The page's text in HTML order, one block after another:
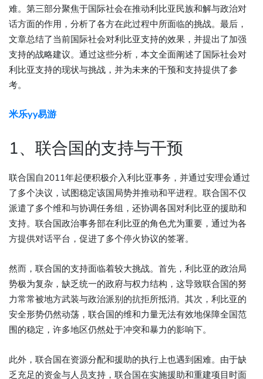
难。第三部分聚焦于国际社会在推动利比亚民族和解与政治对
话方面的作用，分析了各方在此过程中所面临的挑战。最后，
文章总结了当前国际社会对利比亚支持的效果，并提出了加强
支持的战略建议。通过这些分析，本文全面阐述了国际社会对
利比亚支持的现状与挑战，并为未来的干预和支持提供了参
考。
米乐yy易游
1、联合国的支持与干预
联合国自2011年起便积极介入利比亚事务，并通过安理会通过
了多个决议，试图稳定该国局势并推动和平进程。联合国不仅
派遣了多个维和与协调任务组，还协调各国对利比亚的援助和
支持。联合国政治事务部在利比亚的角色尤为重要，通过为各
方提供对话平台，促进了多个停火协议的签署。
然而，联合国的支持面临着较大挑战。首先，利比亚的政治局
势极为复杂，缺乏统一的政府与权力结构，这导致联合国的努
力常常被地方武装与政治派别的抗拒所抵消。其次，利比亚的
安全形势仍然动荡，联合国的维和力量无法有效地保障全国范
围的稳定，许多地区仍然处于冲突和暴力的影响下。
此外，联合国在资源分配和援助的执行上也遇到困难。由于缺
乏充足的资金与人员支持，联合国在实施援助和重建项目时面